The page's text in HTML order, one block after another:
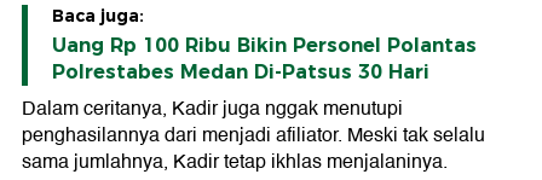
Baca juga:
Uang Rp 100 Ribu Bikin Personel Polantas
Polrestabes Medan Di-Patsus 30 Hari
Dalam ceritanya, Kadir juga nggak menutupi
penghasilannya dari menjadi afiliator. Meski tak selalu
sama jumlahnya, Kadir tetap ikhlas menjalaninya.